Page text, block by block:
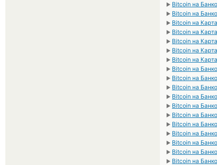
► Bitcoin на
► Bitcoin на
► Bitcoin на
► Bitcoin на
► Bitcoin на
► Bitcoin на
► Bitcoin на
► Bitcoin на
► Bitcoin на
► Bitcoin на
► Bitcoin на
► Bitcoin на
► Bitcoin на
► Bitcoin на
► Bitcoin на
► Bitcoin на
► Bitcoin на
► Bitcoin на